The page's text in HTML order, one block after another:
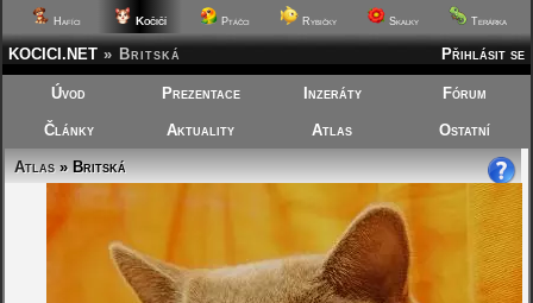
Hafíci Kočičí Ptáčci Rybičky Skalky Terárka
Přihlásit se
KOCICI.NET » Britská
Úvod Prezentace Inzeráty Fórum
Články Aktuality Atlas Ostatní
Atlas» Britská